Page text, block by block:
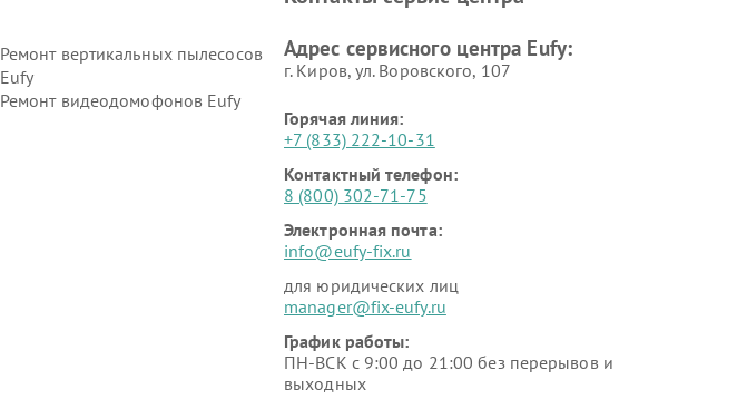
Ремонт вертикальных пылесосов
Eufy
Ремонт видеодомофонов Eufy
Адрес сервисного центра Eufy:
г. Киров, ул. Воровского, 107
Горячая линия:
+7 (833) 222-10-31
Контактный телефон:
8 (800) 302-71-75
Электронная почта:
info@eufy-fix.ru
для юридических лиц
manager@fix-eufy.ru
График работы:
ПН-ВСК с 9:00 до 21:00 без перерывов и
выходных